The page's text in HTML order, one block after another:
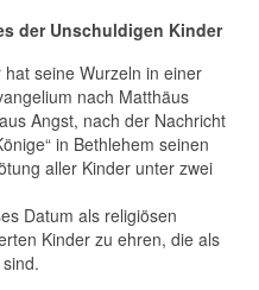
: Krieger
Welterbe
ein Fest der
Mallorca
der Unschuldigen Kinder
seine Wurzeln in einer
nach Matthäus
Angst, nach der Nachricht
in Bethlehem seinen
aller Kinder unter zwei
Datum als religiösen
Kinder zu ehren, die als